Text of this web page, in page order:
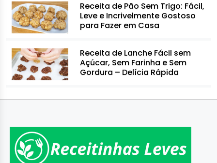
Receita de Pão Sem Trigo: Fácil,
Leve e Incrivelmente Gostoso
para Fazer em Casa
Receita de Lanche Fácil sem
Açúcar, Sem Farinha e Sem
Gordura – Delícia Rápida